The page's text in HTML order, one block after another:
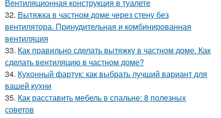
Вентиляционная конструкция в туалете
32. Вытяжка в частном доме через стену без
вентилятора. Принудительная и комбинированная
вентиляция
33. Как правильно сделать вытяжку в частном доме. Как
сделать вентиляцию в частном доме?
34. Кухонный фартук: как выбрать лучший вариант для
вашей кухни
35. Как расставить мебель в спальне: 8 полезных
советов